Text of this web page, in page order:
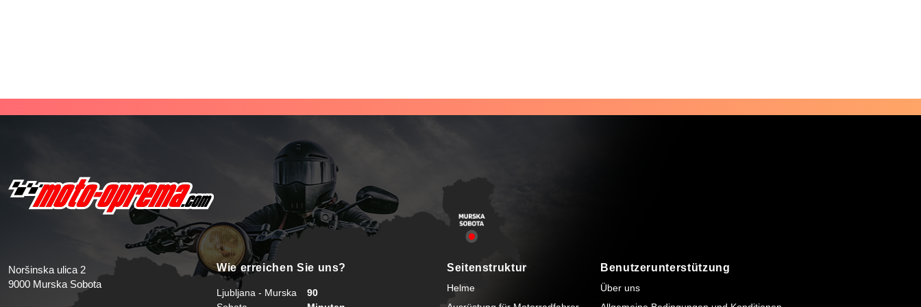
Noršinska ulica 2
9000 Murska Sobota
Wie erreichen Sie uns?
Ljubljana - Murska
90
Seitenstruktur
Helme
Benutzerunterstützung
Über uns